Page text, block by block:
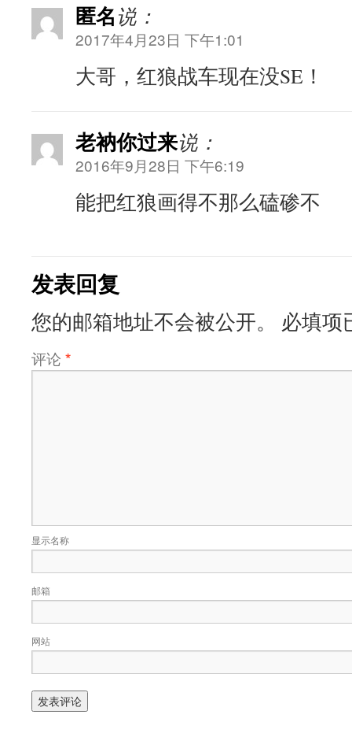
匿名说：
2017年4月23日 下午1:01
大哥，红狼战车现在没SE！
老衲你过来说：
2016年9月28日 下午6:19
能把红狼画得不那么磕碜不
发表回复
您的邮箱地址不会被公开。 必填项
评论 *
显示名称
邮箱
网站